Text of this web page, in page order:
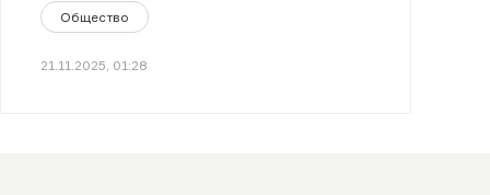
Общество
21.11.2025, 01:28